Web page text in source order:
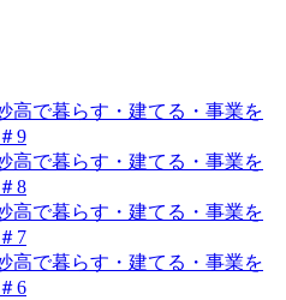
高で暮らす・建てる・事業を
9
高で暮らす・建てる・事業を
8
高で暮らす・建てる・事業を
7
高で暮らす・建てる・事業を
6